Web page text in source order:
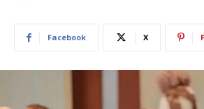
Facebook X